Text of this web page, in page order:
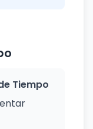
Tiempo